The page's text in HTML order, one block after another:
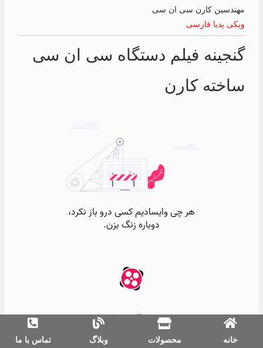
مهندسین کارن سی ان سی
ویکی پدیا فارسی
گنجینه فیلم دستگاه سی ان سی
ساخته کارن
خانه محصولات وبلاگ تماس با ما